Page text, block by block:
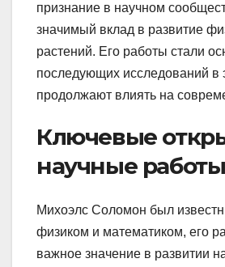
признание в научном
значимый вклад в развитие
растений. Его работы стали
последующих исследований в
продолжают влиять на
Ключевые
научные работы
Михоэлс Соломон был
физиком и математиком, его
важное значение в развитии